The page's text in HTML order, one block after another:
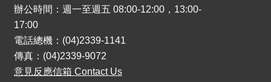
辦公時間：週一至週五 08:00-12:00，13:00-
17:00
電話總機：(04)2339-1141
傳真：(04)2339-9072
意見反應信箱 Contact Us